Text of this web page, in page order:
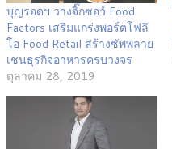
บุญรอดฯ วางจิ๊กซอว์ Food
Factors เสริมแกร่งพอร์ตโฟลิ
โอ Food Retail สร้างซัพพลาย
เชนธุรกิจอาหารครบวงจร
ตุลาคม 28, 2019